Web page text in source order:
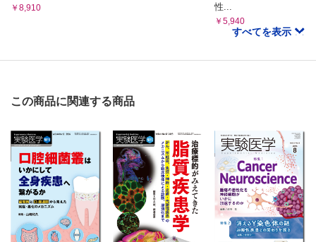
￥8,910
性...
￥5,940
すべてを表示
この商品に関連する商品